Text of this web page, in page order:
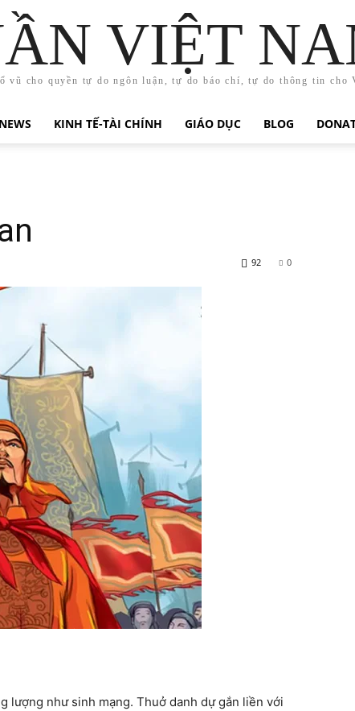
VIỆT
vũ cho quyền tự do ngôn luận, tự do báo chí, tự do thông tin cho
NEWS KINH TẾ-TÀI CHÍNH GIÁO DỤC BLOG
0
92
lượng như sinh mạng. Thuở danh dự gắn liền với